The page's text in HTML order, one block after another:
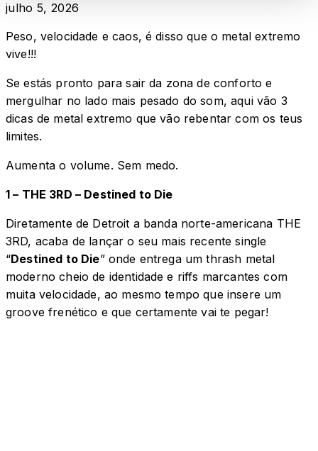
julho 5, 2026
Peso, velocidade e caos, é disso que o metal extremo
vive!!!
Se estás pronto para sair da zona de conforto e
mergulhar no lado mais pesado do som, aqui vão 3
dicas de metal extremo que vão rebentar com os teus
limites.
Aumenta o volume. Sem medo.
1 – THE 3RD – Destined to Die
Diretamente de Detroit a banda norte-americana THE
3RD, acaba de lançar o seu mais recente single
“Destined to Die” onde entrega um thrash metal
moderno cheio de identidade e riffs marcantes com
muita velocidade, ao mesmo tempo que insere um
groove frenético e que certamente vai te pegar!